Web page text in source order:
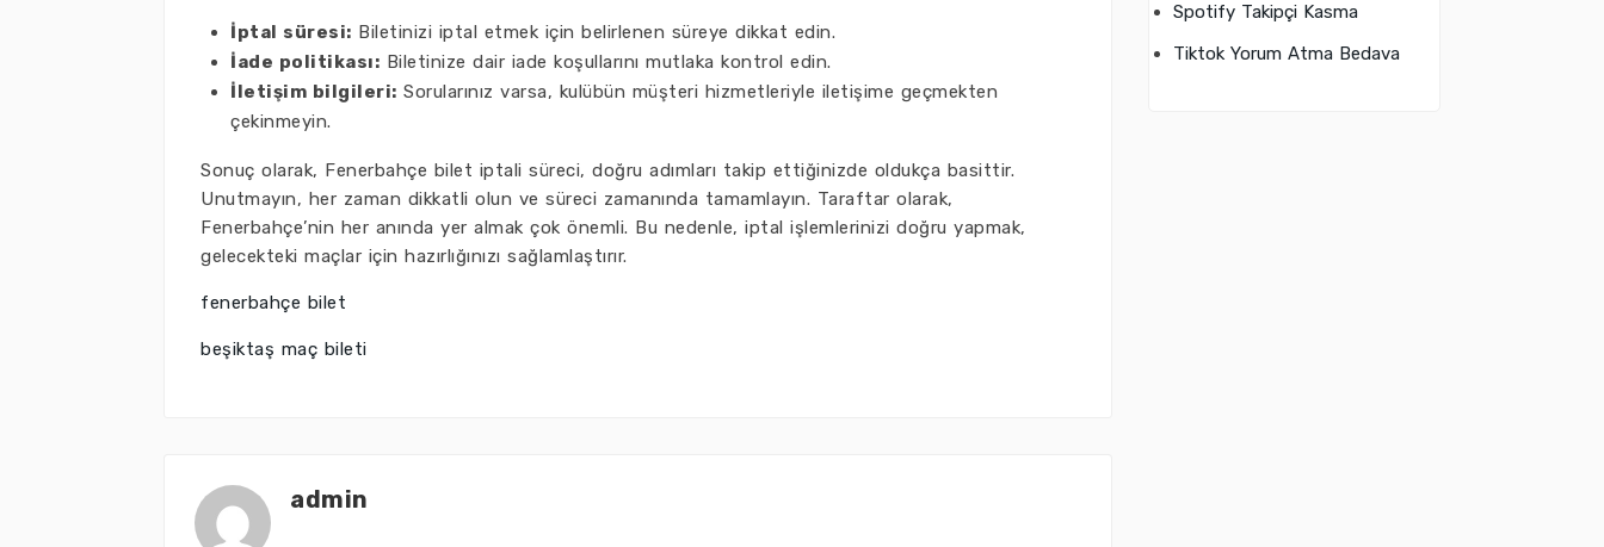
İptal süresi: Biletinizi iptal etmek için belirlenen süreye dikkat edin.
İade politikası: Biletinize dair iade koşullarını mutlaka kontrol edin.
İletişim bilgileri: Sorularınız varsa, kulübün müşteri hizmetleriyle iletişime geçmekten
çekinmeyin.
Sonuç olarak, Fenerbahçe bilet iptali süreci, doğru adımları takip ettiğinizde oldukça basittir.
Unutmayın, her zaman dikkatli olun ve süreci zamanında tamamlayın. Taraftar olarak,
Fenerbahçe’nin her anında yer almak çok önemli. Bu nedenle, iptal işlemlerinizi doğru yapmak,
gelecekteki maçlar için hazırlığınızı sağlamlaştırır.
fenerbahçe bilet
beşiktaş maç bileti
admin
Spotify Takipçi Kasma
Tiktok Yorum Atma Bedava